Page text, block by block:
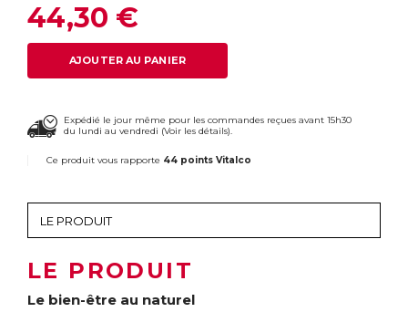
44,30 €
AJOUTER AU PANIER
Expédié le jour même pour les commandes reçues avant 15h30
du lundi au vendredi (Voir les détails).
Ce produit vous rapporte 44 points Vitalco
LE PRODUIT
Le bien-être au naturel